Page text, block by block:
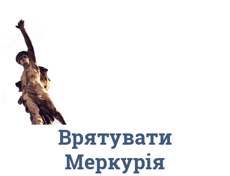
Врятувати
Меркурія